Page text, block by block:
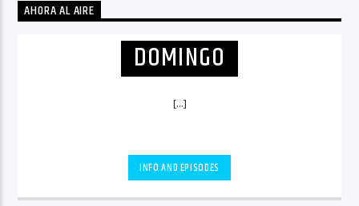
AHORA AL AIRE
DOMINGO
[...]
INFO AND EPISODES